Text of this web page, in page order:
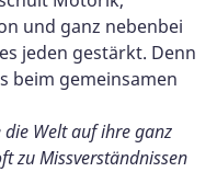
und ganz nebenbei
jeden gestärkt. Denn
beim gemeinsamen
die Welt auf ihre ganz
zu Missverständnissen